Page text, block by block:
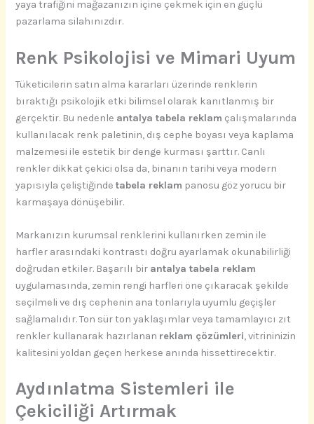
yaya trafiğini mağazanızın içine çekmek için en güçlü
pazarlama silahınızdır.
Renk Psikolojisi ve Mimari Uyum
Tüketicilerin satın alma kararları üzerinde renklerin
bıraktığı psikolojik etki bilimsel olarak kanıtlanmış bir
gerçektir. Bu nedenle antalya tabela reklam çalışmalarında
kullanılacak renk paletinin, dış cephe boyası veya kaplama
malzemesi ile estetik bir denge kurması şarttır. Canlı
renkler dikkat çekici olsa da, binanın tarihi veya modern
yapısıyla çeliştiğindetabela reklam panosu göz yorucu bir
karmaşaya dönüşebilir.
Markanızın kurumsal renklerini kullanırken zemin ile
harfler arasındaki kontrastı doğru ayarlamak okunabilirliği
doğrudan etkiler. Başarılı bir antalya tabela reklam
uygulamasında, zemin rengi harfleri öne çıkaracak şekilde
seçilmeli ve dış cephenin ana tonlarıyla uyumlu geçişler
sağlamalıdır. Ton sür ton yaklaşımlar veya tamamlayıcı zıt
renkler kullanarak hazırlanan reklam çözümleri, vitrininizin
kalitesini yoldan geçen herkese anında hissettirecektir.
Aydınlatma Sistemleri ile
Çekiciliği Artırmak